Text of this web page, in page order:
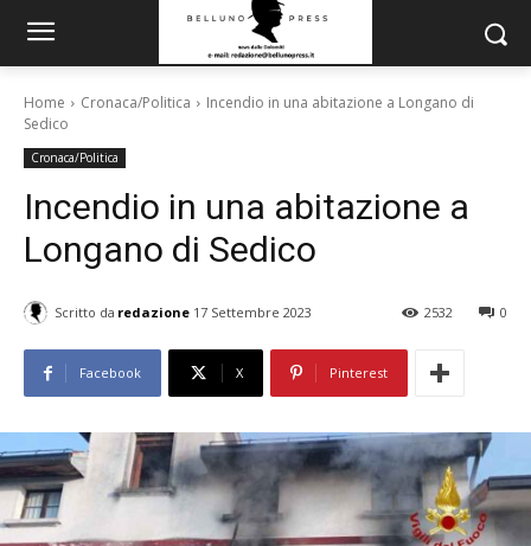
Home Cronaca/Politica
Incendio in una abitazione a Longano di
Sedico
Cronaca/Politica
Incendio in una abitazione a
Longano di Sedico
Scritto da redazione 17 Settembre 2023 0
2532
Facebook X Pinterest